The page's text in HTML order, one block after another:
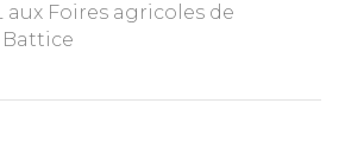
aux Foires agricoles de